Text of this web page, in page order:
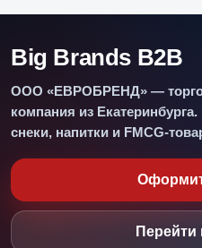
Big Brands B2B
ООО «ЕВРОБРЕНД» —
компания из
снеки, напитки и FMCG-
Перейти